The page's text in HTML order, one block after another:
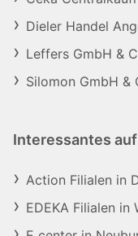
Dieler Handel
Leffers GmbH &
Silomon GmbH &
Interessantes
Action Filialen in
EDEKA Filialen in